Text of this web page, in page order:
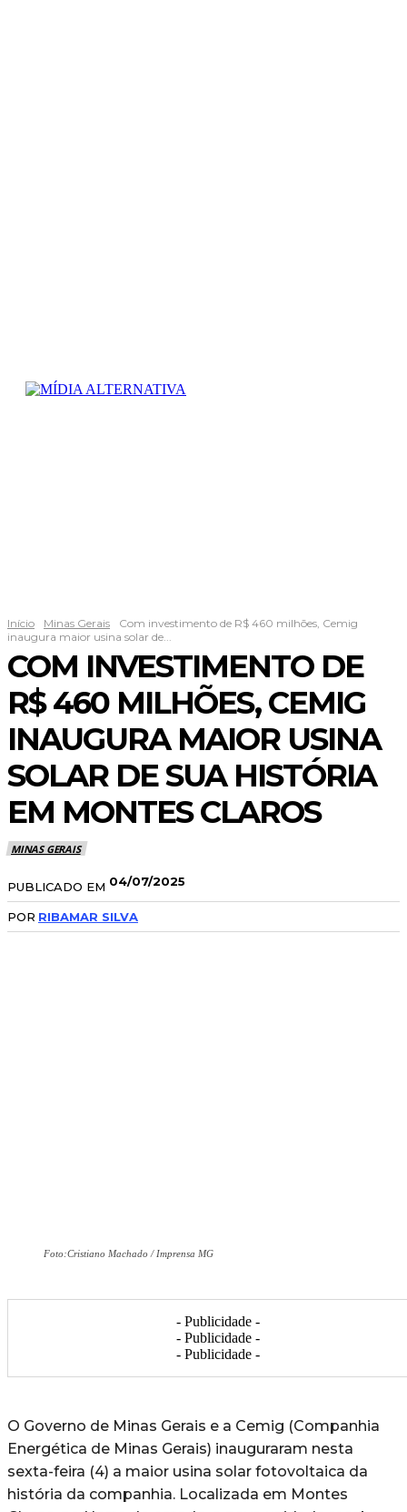
Início Minas Gerais
Com investimento de R$ 460 milhões, Cemig
inaugura maior usina solar de...
COM INVESTIMENTO DE
R$ 460 MILHÕES, CEMIG
INAUGURA MAIOR USINA
SOLAR DE SUA HISTÓRIA
EM MONTES CLAROS
MINAS GERAIS
PUBLICADO EM 04/07/2025
POR RIBAMAR SILVA
Foto:Cristiano Machado / Imprensa MG
- Publicidade -
- Publicidade -
- Publicidade -
O Governo de Minas Gerais e a Cemig (Companhia
Energética de Minas Gerais) inauguraram nesta
sexta-feira (4) a maior usina solar fotovoltaica da
história da companhia. Localizada em Montes